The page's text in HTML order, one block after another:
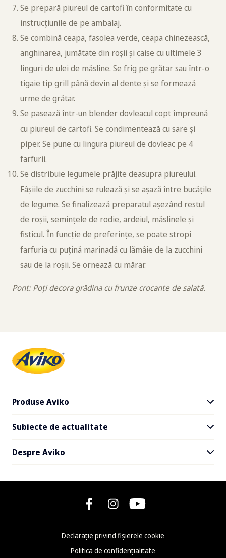
Se prepară piureul de cartofi în conformitate cu
instrucțiunile de pe ambalaj.
Se combină ceapa, fasolea verde, ceapa chinezească,
anghinarea, jumătate din roșii și caise cu ultimele 3
linguri de ulei de măsline. Se frig pe grătar sau într-o
tigaie tip grill până devin al dente și se formează
urme de grătar.
Se pasează într-un blender dovleacul copt împreună
cu piureul de cartofi. Se condimentează cu sare și
piper. Se pune cu lingura piureul de dovleac pe 4
farfurii.
Se distribuie legumele prăjite deasupra piureului.
Fâșiile de zucchini se rulează și se așază între bucățile
de legume. Se finalizează preparatul așezând restul
de roșii, semințele de rodie, ardeiul, măslinele și
fisticul. În funcție de preferințe, se poate stropi
farfuria cu puțină marinadă cu lămâie de la zucchini
sau de la roșii. Se ornează cu mărar.
Pont: Poți decora grădina cu frunze crocante de salată.
Produse Aviko
Toate produsele
Cartofi SuperCrunch
Subiecte de actualitate
Livrare și la pachet
Despre Aviko
Faceți cunoștință cu Aviko
Ce este nou la Aviko
Declarație privind fișierele cookie
Politica de confidențialitate